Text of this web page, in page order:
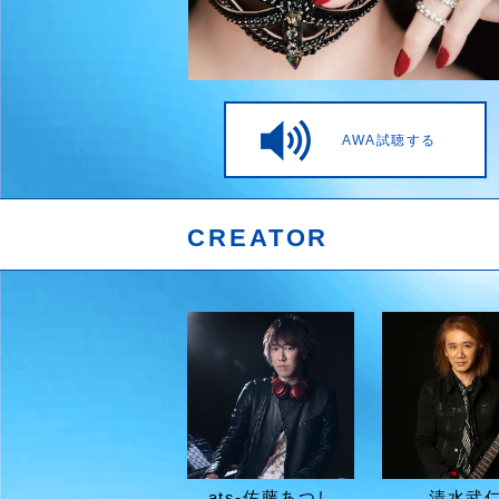
AWA試聴する
CREATOR